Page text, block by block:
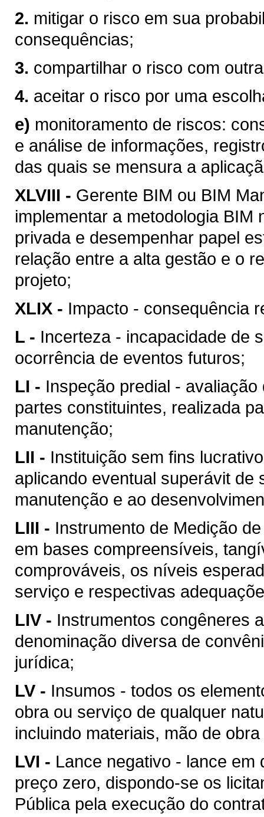
2. mitigar o risco em sua
consequências;
3. compartilhar o risco com
4. aceitar o risco por uma
e) monitoramento de riscos:
e análise de informações,
das quais se mensura a
XLVIII - Gerente BIM ou BIM
implementar a metodologia BIM
privada e desempenhar papel
relação entre a alta gestão e o
projeto;
XLIX - Impacto - consequência
L - Incerteza - incapacidade de
ocorrência de eventos futuros;
LI - Inspeção predial -
partes constituintes, realizada
manutenção;
LII - Instituição sem fins
aplicando eventual superávit de
manutenção e ao
LIII - Instrumento de Medição
em bases compreensíveis,
comprováveis, os níveis
serviço e respectivas
LIV - Instrumentos congêneres
denominação diversa de
jurídica;
LV - Insumos - todos os
obra ou serviço de qualquer
incluindo materiais, mão de
LVI - Lance negativo - lance em
preço zero, dispondo-se os
Pública pela execução do